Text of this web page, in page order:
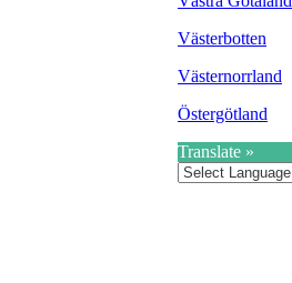
Västerbotten
Västernorrland
Östergötland
Translate »